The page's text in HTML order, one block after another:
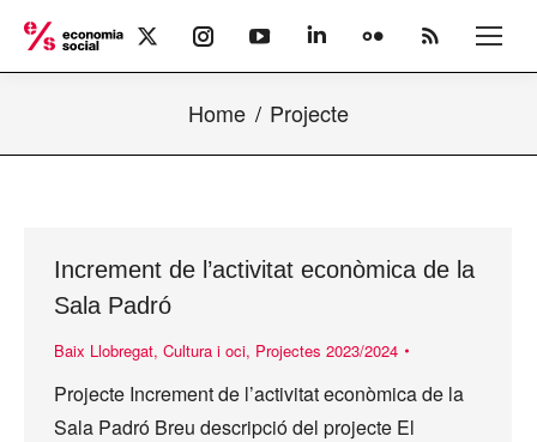
X
page
window
Instagram
page
in
window
YouTube
page
in
window
Linkedin
page
in
window
Flickr
page
window
Rss
page
window
Home Projecte
Increment de l’activitat econòmica de la
Sala Padró
Baix Llobregat, Cultura i oci, Projectes 2023/2024
Projecte Increment de l’activitat econòmica de la
Sala Padró Breu descripció del projecte El